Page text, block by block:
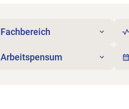
Fachbereich
Arbeitspensum